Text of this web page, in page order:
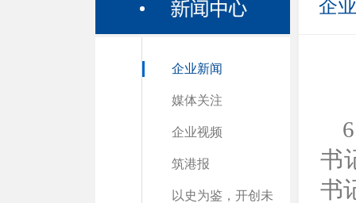
企业新闻
媒体关注
企业视频
筑港报
以史为鉴，开创未
企
书
书